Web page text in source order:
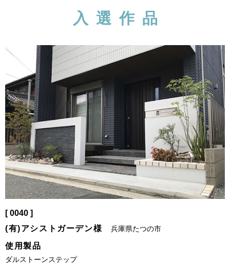
入選作品
[ 0040 ]
(有)アシストガーデン様
兵庫県たつの市
使用製品
ダルストーンステップ